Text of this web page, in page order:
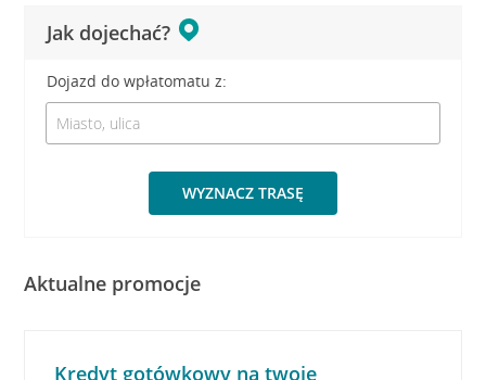
Jak dojechać?
Dojazd do wpłatomatu z:
WYZNACZ TRASĘ
Aktualne promocje
Kredyt gotówkowy na twoje